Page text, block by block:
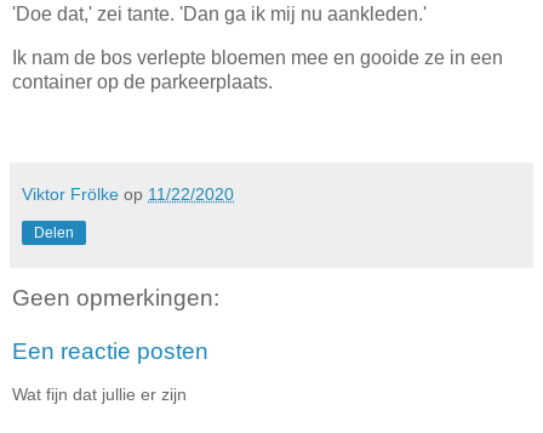
'Doe dat,' zei tante. 'Dan ga ik mij nu aankleden.'
Ik nam de bos verlepte bloemen mee en gooide ze in een
container op de parkeerplaats.
Viktor Frölke op 11/22/2020
Delen
Geen opmerkingen:
Een reactie posten
Wat fijn dat jullie er zijn